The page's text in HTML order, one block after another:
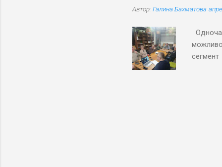
Автор: Галина Бахматова
сегмент
громад